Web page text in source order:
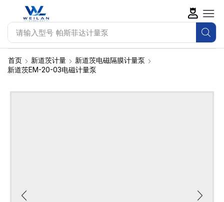
请输入型号 帕斯菲达计量泵
首页 新道茨计量
新道茨电磁隔膜计量泵
新道茨EM-20-03电磁计量泵